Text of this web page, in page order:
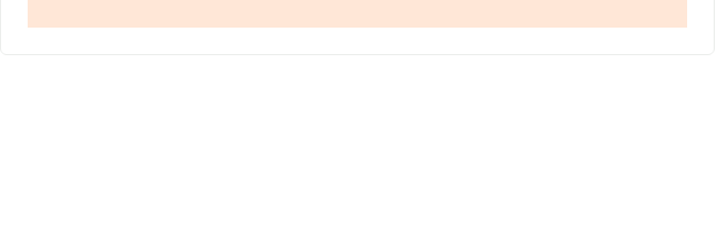
facturación de ventas entre todas las compañías alcanza los 141 mil euros. En relación con